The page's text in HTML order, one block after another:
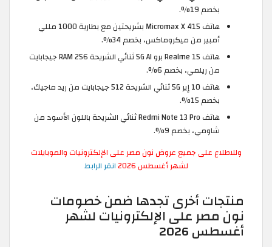
بخصم 19%.
هاتف Micromax X 415 بشريحتين مع بطارية 1000 مللي
أمبير من ميكروماكس، بخصم 34%.
هاتف Realme 15 برو 5G AI ثنائي الشريحة RAM 256 جيجابايت
من ريلمي، بخصم 6%.
هاتف 10 إير 5G ثنائي الشريحة 512 جيجابايت من ريد ماجيك،
بخصم 15%.
هاتف Redmi Note 13 Pro ثنائي الشريحة باللون الأسود من
شاومي، بخصم 9%.
وللاطلاع على جميع عروض نون مصر على الإلكترونيات والموبايلات
لشهر أغسطس 2026
انقر الرابط
منتجات أخرى تجدها ضمن خصومات
نون مصر على الإلكترونيات لشهر
أغسطس 2026